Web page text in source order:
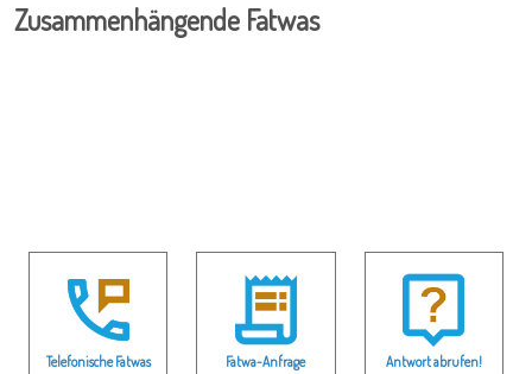
Zusammenhängende Fatwas
Telefonische Fatwas Fatwa-Anfrage Antwort abrufen!